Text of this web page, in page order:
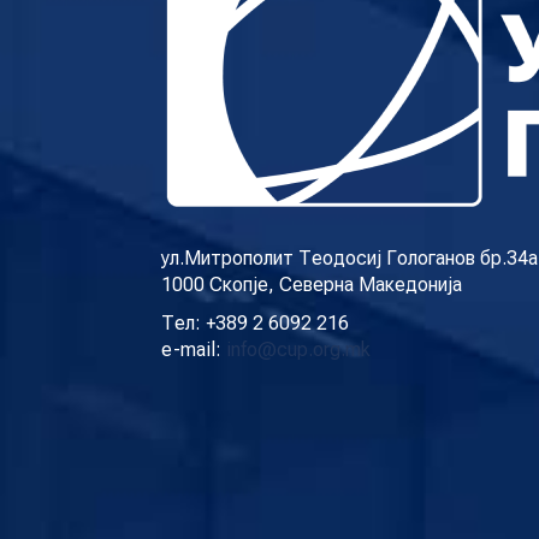
ул.Митрополит Теодосиј Гологанов
1000 Скопје, Северна Македонија
Тел: +389 2 6092 216
e-mail: info@cup.org.mk